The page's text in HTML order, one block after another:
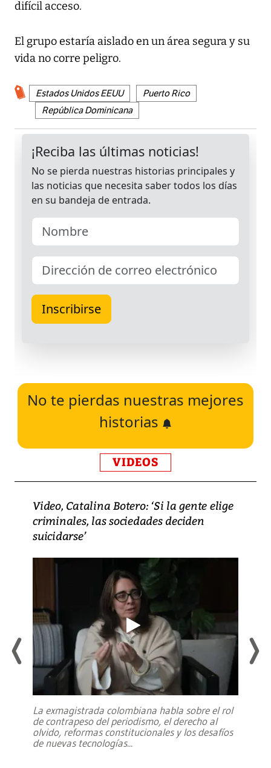
difícil acceso.
El grupo estaría aislado en un área segura y su
vida no corre peligro.
Estados Unidos EEUU
Puerto Rico
República Dominicana
No te pierdas nuestras mejores
historias
VIDEOS
Video, Catalina Botero: ‘Si la gente elige
criminales, las sociedades deciden
suicidarse’
La exmagistrada colombiana habla sobre el rol
de contrapeso del periodismo, el derecho al
olvido, reformas constitucionales y los desafíos
de nuevas tecnologías...